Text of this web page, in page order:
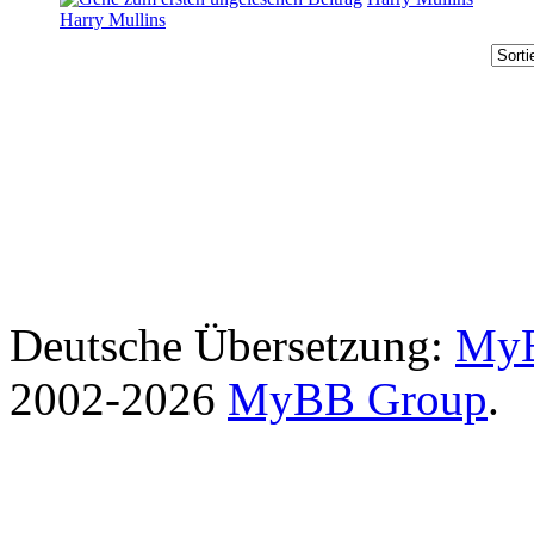
Harry Mullins
Deutsche Übersetzung:
2002-2026 MyBB Group.